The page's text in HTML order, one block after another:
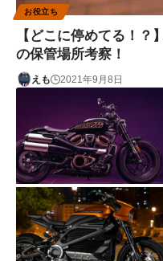
お役立ち
【どこに停めてる！？
の保管場所考察！
えも 2021年9月8日